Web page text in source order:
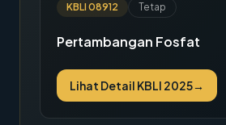
KBLI 08912 Tetap
Pertambangan Fosfat
Lihat Detail KBLI 2025→